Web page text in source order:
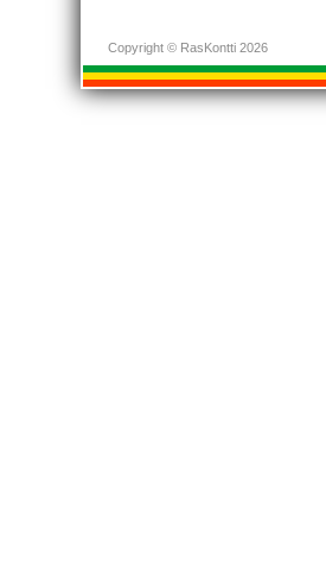
Copyright © RasKontti 2026